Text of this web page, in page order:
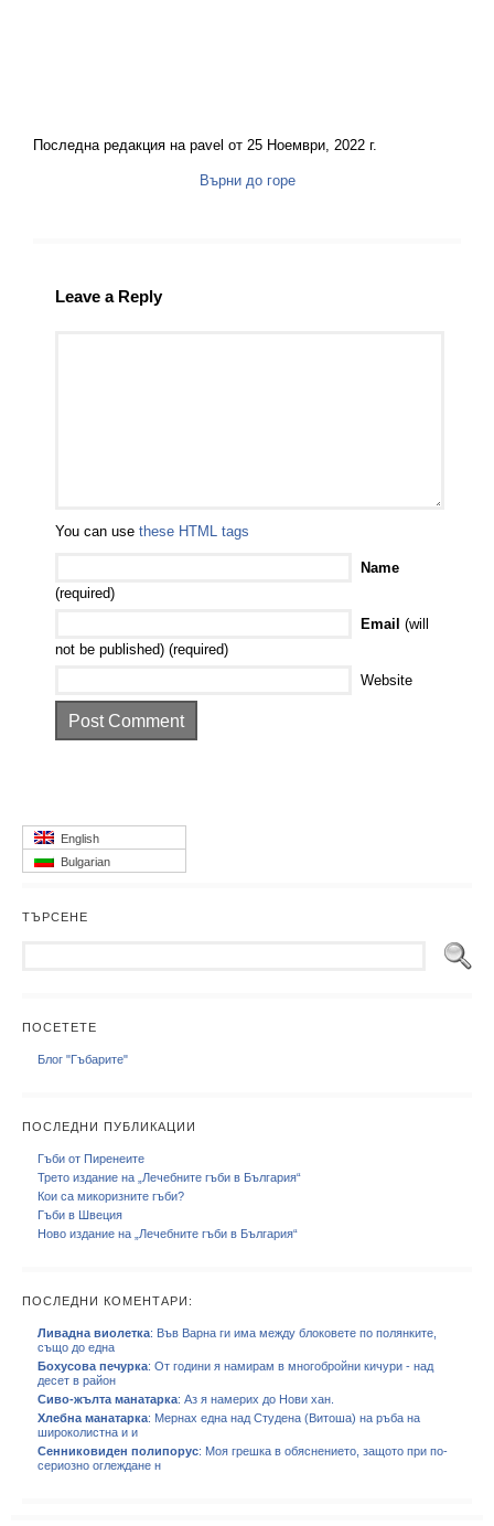
Последна редакция на pavel от 25 Ноември, 2022 г.
Върни до горе
Leave a Reply
You can use these HTML tags
Name
(required)
Email (will
not be published) (required)
Website
English
Bulgarian
ТЪРСЕНЕ
ПОСЕТЕТЕ
Блог "Гъбарите"
ПОСЛЕДНИ ПУБЛИКАЦИИ
Гъби от Пиренеите
Трето издание на „Лечебните гъби в България“
Кои са микоризните гъби?
Гъби в Швеция
Ново издание на „Лечебните гъби в България“
ПОСЛЕДНИ КОМЕНТАРИ:
Ливадна виолетка: Във Варна ги има между блоковете по полянките,
също до една
Бохусова печурка: От години я намирам в многобройни кичури - над
десет в район
Сиво-жълта манатарка: Аз я намерих до Нови хан.
Хлебна манатарка: Мернах една над Студена (Витоша) на ръба на
широколистна и и
Сенниковиден полипорус: Моя грешка в обяснението, защото при по-
сериозно оглеждане н